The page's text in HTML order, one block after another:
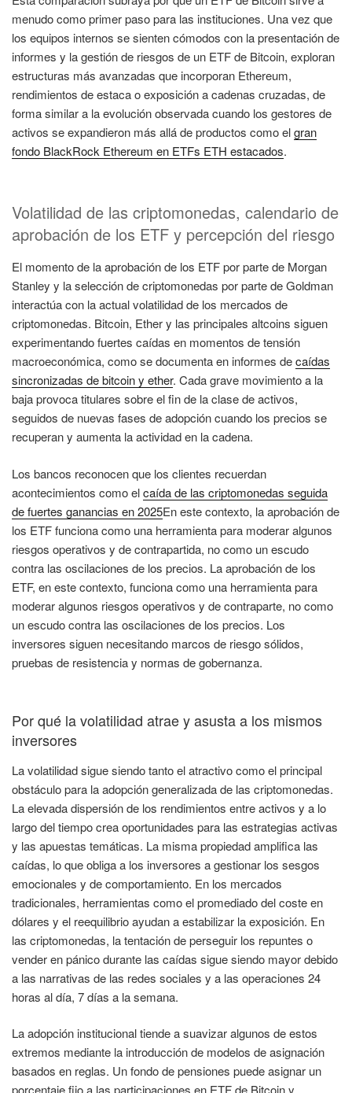
menudo como primer paso para las instituciones. Una vez que
los equipos internos se sienten cómodos con la presentación de
informes y la gestión de riesgos de un ETF de Bitcoin, exploran
estructuras más avanzadas que incorporan Ethereum,
rendimientos de estaca o exposición a cadenas cruzadas, de
forma similar a la evolución observada cuando los gestores de
activos se expandieron más allá de productos como elgran
fondo BlackRock Ethereum en ETFs ETH estacados.
Volatilidad de las criptomonedas, calendario de
aprobación de los ETF y percepción del riesgo
El momento de la aprobación de los ETF por parte de Morgan
Stanley y la selección de criptomonedas por parte de Goldman
interactúa con la actual volatilidad de los mercados de
criptomonedas. Bitcoin, Ether y las principales altcoins siguen
experimentando fuertes caídas en momentos de tensión
macroeconómica, como se documenta en informes decaídas
sincronizadas de bitcoin y ether. Cada grave movimiento a la
baja provoca titulares sobre el fin de la clase de activos,
seguidos de nuevas fases de adopción cuando los precios se
recuperan y aumenta la actividad en la cadena.
Los bancos reconocen que los clientes recuerdan
acontecimientos como elcaída de las criptomonedas seguida
de fuertes ganancias en 2025En este contexto, la aprobación de
los ETF funciona como una herramienta para moderar algunos
riesgos operativos y de contrapartida, no como un escudo
contra las oscilaciones de los precios. La aprobación de los
ETF, en este contexto, funciona como una herramienta para
moderar algunos riesgos operativos y de contraparte, no como
un escudo contra las oscilaciones de los precios. Los
inversores siguen necesitando marcos de riesgo sólidos,
pruebas de resistencia y normas de gobernanza.
Por qué la volatilidad atrae y asusta a los mismos
inversores
La volatilidad sigue siendo tanto el atractivo como el principal
obstáculo para la adopción generalizada de las criptomonedas.
La elevada dispersión de los rendimientos entre activos y a lo
largo del tiempo crea oportunidades para las estrategias activas
y las apuestas temáticas. La misma propiedad amplifica las
caídas, lo que obliga a los inversores a gestionar los sesgos
emocionales y de comportamiento. En los mercados
tradicionales, herramientas como el promediado del coste en
dólares y el reequilibrio ayudan a estabilizar la exposición. En
las criptomonedas, la tentación de perseguir los repuntes o
vender en pánico durante las caídas sigue siendo mayor debido
a las narrativas de las redes sociales y a las operaciones 24
horas al día, 7 días a la semana.
La adopción institucional tiende a suavizar algunos de estos
extremos mediante la introducción de modelos de asignación
basados en reglas. Un fondo de pensiones puede asignar un